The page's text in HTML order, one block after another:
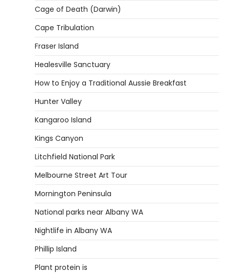
Cage of Death (Darwin)
Cape Tribulation
Fraser Island
Healesville Sanctuary
How to Enjoy a Traditional Aussie Breakfast
Hunter Valley
Kangaroo Island
Kings Canyon
Litchfield National Park
Melbourne Street Art Tour
Mornington Peninsula
National parks near Albany WA
Nightlife in Albany WA
Phillip Island
Plant protein is